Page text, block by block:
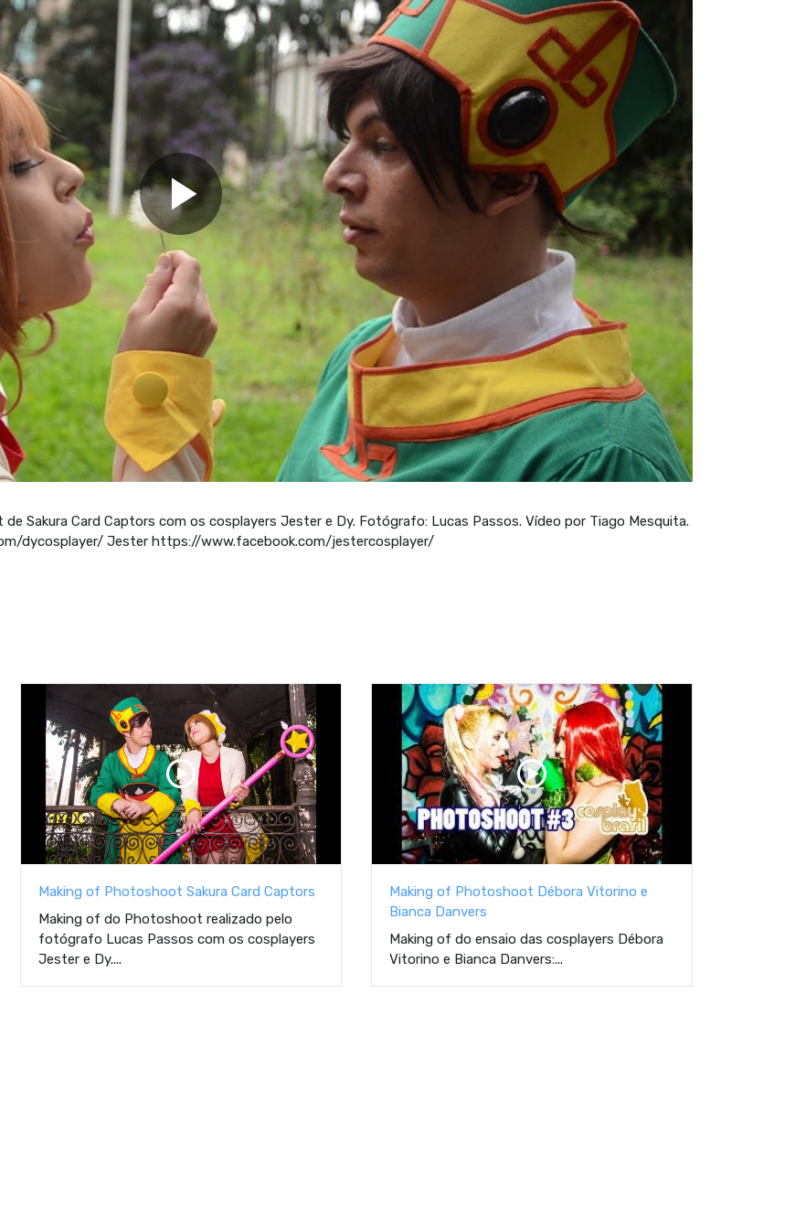
Sakura Card Captors com os cosplayers Jester e Dy. Fotógrafo: Lucas Passos. Vídeo por Tiago Mesquita.
dycosplayer/ Jester https://www.facebook.com/jestercosplayer/
Making of Photoshoot Sakura Card Captors
Making of do Photoshoot realizado pelo
fotógrafo Lucas Passos com os cosplayers
Jester e Dy....
Making of Photoshoot Débora Vitorino e
Bianca Danvers
Making of do ensaio das cosplayers Débora
Vitorino e Bianca Danvers:...